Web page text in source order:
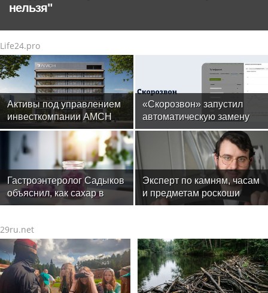
нельзя"
Life24.pro
Активы под управлением
инвесткомпании AMCH
превысили $50 млн
«Скорозвон» запустил
автоматическую замену
номеров при снижении
контактности
Гастроэнтеролог Садыков
объяснил, как сахар в
рационе ускоряет
Эксперт по камням, часам
и предметам роскоши
Менди Лифшиц: какие
29ru.net